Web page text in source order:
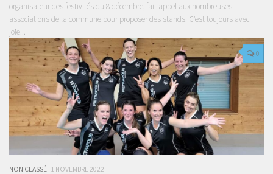
organisateur des festivités du 8 décembre, fait appel aux nombreuses
associations de la commune pour proposer des stands. C’est toujours avec
joie...
0
NON CLASSÉ 1 NOVEMBRE 2022